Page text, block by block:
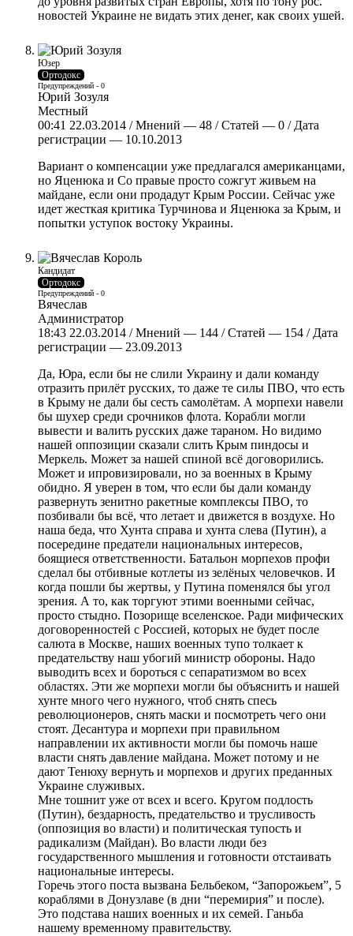
новостей Украине не видать этих денег, как своих ушей.
Юзер
Ортодокс
Предупреждений - 0
Юрий Зозуля
Местный
00:41 22.03.2014 / Мнений — 48 / Статей — 0 / Дата
регистрации — 10.10.2013
Вариант о компенсации уже предлагался американцами,
но Яценюка и Со правые просто сожгут живьем на
майдане, если они продадут Крым России. Сейчас уже
идет жесткая критика Турчинова и Яценюка за Крым, и
попытки уступок востоку Украины.
Кандидат
Ортодокс
Предупреждений - 0
Вячеслав
Администратор
18:43 22.03.2014 / Мнений — 144 / Статей — 154 / Дата
регистрации — 23.09.2013
Да, Юра, если бы не слили Украину и дали команду
отразить прилёт русских, то даже те силы ПВО, что есть
в Крыму не дали бы сесть самолётам. А морпехи навели
бы шухер среди срочников флота. Корабли могли
вывести и валить русских даже тараном. Но видимо
нашей оппозиции сказали слить Крым пиндосы и
Меркель. Может за нашей спиной всё договорились.
Может и ипровизировали, но за военных в Крыму
обидно. Я уверен в том, что если бы дали команду
развернуть зенитно ракетные комплексы ПВО, то
позбивали бы всё, что летает и движется в воздухе. Но
наша беда, что Хунта справа и хунта слева (Путин), а
посередине предатели национальных интересов,
боящиеся ответственности. Батальон морпехов профи
сделал бы отбивные котлеты из зелёных человечков. И
когда пошли бы жертвы, у Путина поменялся бы угол
зрения. А то, как торгуют этими военными сейчас,
просто стыдно. Позорище вселенское. Ради мифических
договоренностей с Россией, которых не будет после
салюта в Москве, наших военных тупо толкает к
предательству наш убогий министр обороны. Надо
выводить всех и бороться с сепаратизмом во всех
областях. Эти же морпехи могли бы объяснить и нашей
хунте много чего нужного, чтоб снять спесь
революционеров, снять маски и посмотреть чего они
стоят. Десантура и морпехи при правильном
направлении их активности могли бы помочь наше
власти снять давление майдана. Может потому и не
дают Тенюху вернуть и морпехов и других преданных
Украине служивых.
Мне тошнит уже от всех и всего. Кругом подлость
(Путин), бездарность, предательство и трусливость
(оппозиция во власти) и политическая тупость и
радикализм (Майдан). Во власти люди без
государственного мышления и готовности отстаивать
национальные интересы.
Горечь этого поста вызвана Бельбеком, “Запорожьем”, 5
кораблями в Донузлаве (в дни “перемирия” и после).
Это подстава наших военных и их семей. Ганьба
нашему временному правительству.